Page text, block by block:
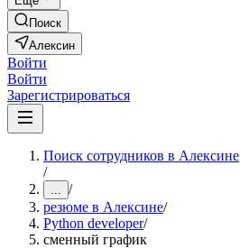
Поиск
Алексин
Войти
Войти
Зарегистрироваться
Поиск сотрудников в Алексине
/
... /
резюме в Алексине/
Python developer/
сменный график